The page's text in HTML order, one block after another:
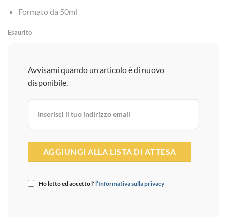
Formato da 50ml
Esaurito
Avvisami quando un articolo è di nuovo
disponibile.
Ho letto ed accetto l' l’Informativa sulla privacy